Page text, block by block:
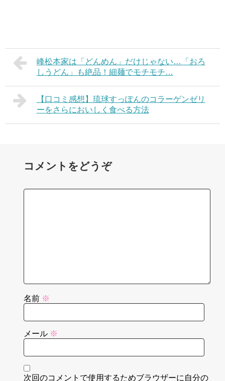
峰松本家は「どんめん」だけじゃない…「おろ
しうどん」も絶品！細麺でモチモチ…
【口コミ感想】琉球すっぽんのコラーゲンゼリ
ーをさらにおいしく食べる方法
コメントをどうぞ
名前 ※
メール ※
次回のコメントで使用するためブラウザーに自分の